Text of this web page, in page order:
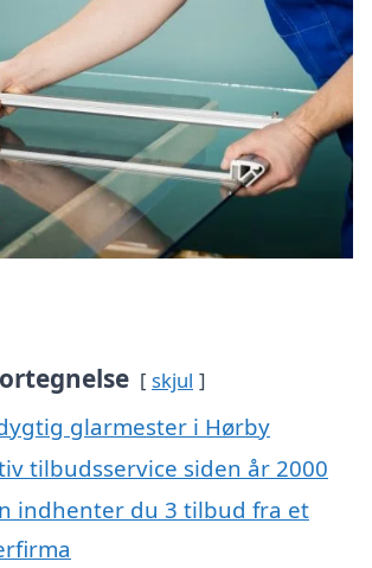
skjul
glarmester i Hørby
tilbudsservice siden år 2000
indhenter du 3 tilbud fra et